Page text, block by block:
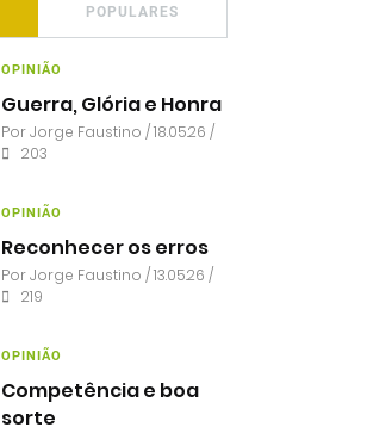
POPULARES
OPINIÃO
Guerra, Glória e Honra
PorJorge Faustino / 18.05.26 /
203
OPINIÃO
Reconhecer os erros
PorJorge Faustino / 13.05.26 /
219
OPINIÃO
Competência e boa
sorte